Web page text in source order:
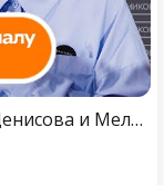
Тест по сериалу «Папины дочки» | Денисова и Мельникова